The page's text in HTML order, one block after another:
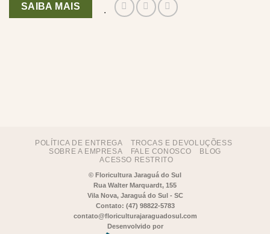
SAIBA MAIS
.
POLÍTICA DE ENTREGA
TROCAS E DEVOLUÇÕESS
SOBRE A EMPRESA
FALE CONOSCO
BLOG
ACESSO RESTRITO
© Floricultura Jaraguá do Sul
Rua Walter Marquardt, 155
Vila Nova, Jaraguá do Sul - SC
Contato: (47) 98822-5783
contato@floriculturajaraguadosul.com
Desenvolvido por